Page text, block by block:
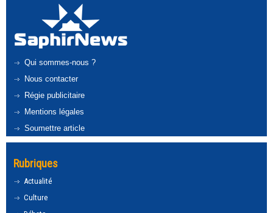
Qui sommes-nous ?
Nous contacter
Régie publicitaire
Mentions légales
Soumettre article
Rubriques
Actualité
Culture